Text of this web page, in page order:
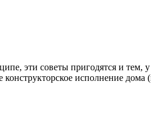
эти советы пригодятся и тем, у
исполнение дома